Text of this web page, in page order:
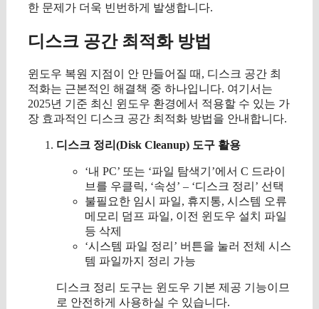
한 문제가 더욱 빈번하게 발생합니다.
디스크 공간 최적화 방법
윈도우 복원 지점이 안 만들어질 때, 디스크 공간 최
적화는 근본적인 해결책 중 하나입니다. 여기서는
2025년 기준 최신 윈도우 환경에서 적용할 수 있는 가
장 효과적인 디스크 공간 최적화 방법을 안내합니다.
디스크 정리(Disk Cleanup) 도구 활용
‘내 PC’ 또는 ‘파일 탐색기’에서 C 드라이
브를 우클릭, ‘속성’ – ‘디스크 정리’ 선택
불필요한 임시 파일, 휴지통, 시스템 오류
메모리 덤프 파일, 이전 윈도우 설치 파일
등 삭제
‘시스템 파일 정리’ 버튼을 눌러 전체 시스
템 파일까지 정리 가능
디스크 정리 도구는 윈도우 기본 제공 기능이므
로 안전하게 사용하실 수 있습니다.